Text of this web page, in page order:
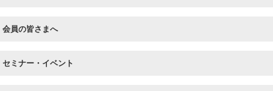
会員の皆さまへ
セミナー・イベント